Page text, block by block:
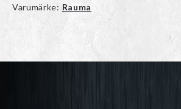
Varumärke: Rauma